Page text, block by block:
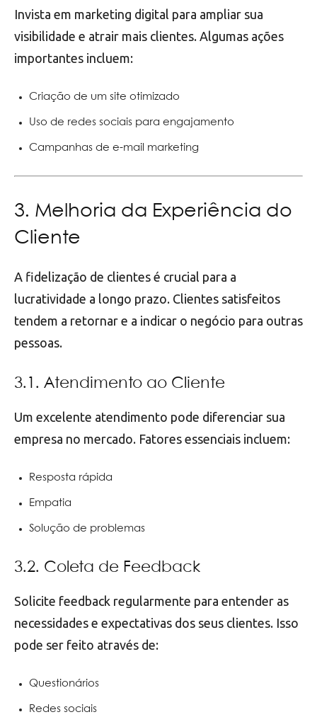
Invista em marketing digital para ampliar sua
visibilidade e atrair mais clientes. Algumas ações
importantes incluem:
Criação de um site otimizado
Uso de redes sociais para engajamento
Campanhas de e-mail marketing
3. Melhoria da Experiência do
Cliente
A fidelização de clientes é crucial para a
lucratividade a longo prazo. Clientes satisfeitos
tendem a retornar e a indicar o negócio para outras
pessoas.
3.1. Atendimento ao Cliente
Um excelente atendimento pode diferenciar sua
empresa no mercado. Fatores essenciais incluem:
Resposta rápida
Empatia
Solução de problemas
3.2. Coleta de Feedback
Solicite feedback regularmente para entender as
necessidades e expectativas dos seus clientes. Isso
pode ser feito através de:
Questionários
Redes sociais